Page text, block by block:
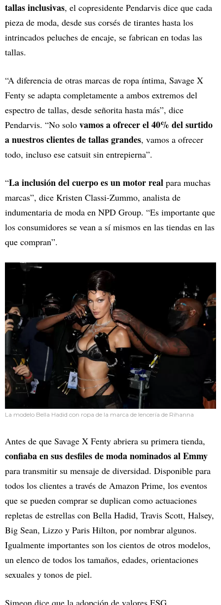
tallas inclusivas, el copresidente Pendarvis dice que cada
pieza de moda, desde sus corsés de tirantes hasta los
intrincados peluches de encaje, se fabrican en todas las
tallas.
“A diferencia de otras marcas de ropa íntima, Savage X
Fenty se adapta completamente a ambos extremos del
espectro de tallas, desde señorita hasta más”, dice
Pendarvis. “No solo vamos a ofrecer el 40% del surtido
a nuestros clientes de tallas grandes, vamos a ofrecer
todo, incluso ese catsuit sin entrepierna”.
“La inclusión del cuerpo es un motor real para muchas
marcas”, dice Kristen Classi-Zummo, analista de
indumentaria de moda en NPD Group. “Es importante que
los consumidores se vean a sí mismos en las tiendas en las
que compran”.
La modelo Bella Hadid con ropa de la marca de lencería de Rihanna
Antes de que Savage X Fenty abriera su primera tienda,
confiaba en sus desfiles de moda nominados al Emmy
para transmitir su mensaje de diversidad. Disponible para
todos los clientes a través de Amazon Prime, los eventos
que se pueden comprar se duplican como actuaciones
repletas de estrellas con Bella Hadid, Travis Scott, Halsey,
Big Sean, Lizzo y Paris Hilton, por nombrar algunos.
Igualmente importantes son los cientos de otros modelos,
un elenco de todos los tamaños, edades, orientaciones
sexuales y tonos de piel.
Simeon dice que la adopción de valores ESG